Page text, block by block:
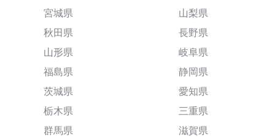
宮城県
秋田県
山形県
福島県
茨城県
栃木県
群馬県
山梨県
長野県
岐阜県
静岡県
愛知県
三重県
滋賀県